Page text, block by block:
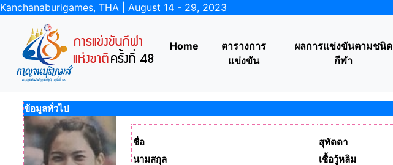
Kanchanaburigames, THA | August 14 - 29, 2023
Home
ตารางการ
แข่งขัน
ผลการแข่งขันตามชนิด
กีฬา
ข้อมูลทั่วไป
ชื่อ
สุทัตตา
นามสกุล
เชื้อวู้หลิม